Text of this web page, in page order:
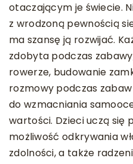
otaczającym je świecie.
z wrodzoną pewnością
ma szansę ją rozwijać.
zdobyta podczas
rowerze, budowanie
rozmowy podczas
do wzmacniania
wartości. Dzieci uczą się
możliwość odkrywania
zdolności, a także